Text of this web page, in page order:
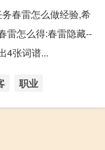
春雷怎么做经验,希
雷怎么得:春雷隐藏--
4张词谱...
职业